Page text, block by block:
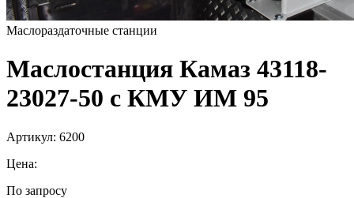
Маслораздаточные станции
Маслостанция Камаз 43118-
23027-50 с КМУ ИМ 95
Артикул: 6200
Цена:
По запросу